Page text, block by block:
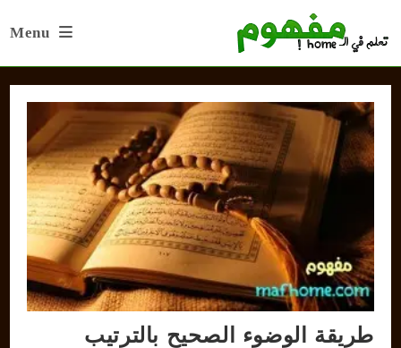
Menu
طريقة الوضوء الصحيح بالترتيب